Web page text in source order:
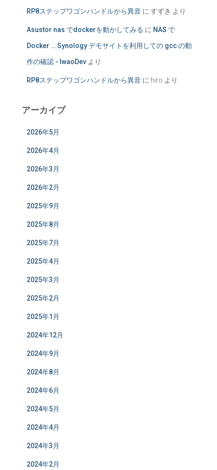
RP8ステップワゴンハンドルから異音 に すずき より
Asustor nas でdockerを動かしてみる に NAS で
Docker … Synology デモサイトを利用しての gcc の動
作の確認 - IwaoDev より
RP8ステップワゴンハンドルから異音 に hiro より
アーカイブ
2026年5月
2026年4月
2026年3月
2026年2月
2025年9月
2025年8月
2025年7月
2025年4月
2025年3月
2025年2月
2025年1月
2024年12月
2024年9月
2024年8月
2024年6月
2024年5月
2024年4月
2024年3月
2024年2月